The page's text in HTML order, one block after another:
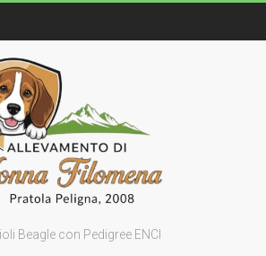
Beagle con Pedigree ENCI